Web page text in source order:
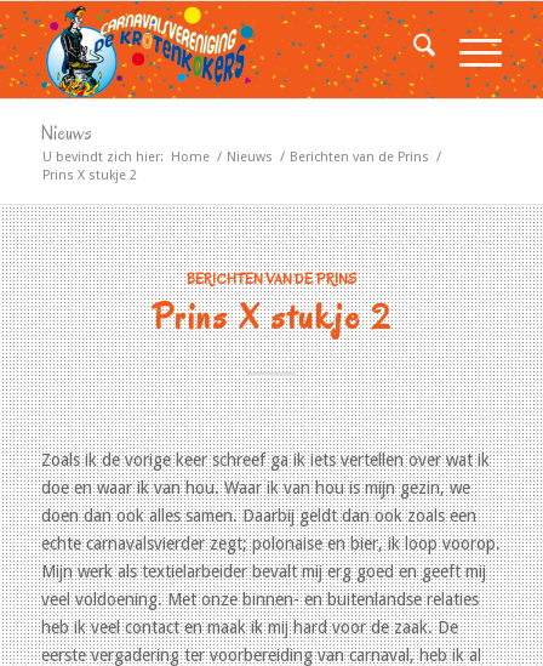
Nieuws
U bevindt zich hier: Home / Nieuws / Berichten van de Prins /
Prins X stukje 2
BERICHTEN VAN DE PRINS
Prins X stukje 2
Zoals ik de vorige keer schreef ga ik iets vertellen over wat ik
doe en waar ik van hou. Waar ik van hou is mijn gezin, we
doen dan ook alles samen. Daarbij geldt dan ook zoals een
echte carnavalsvierder zegt; polonaise en bier, ik loop voorop.
Mijn werk als textielarbeider bevalt mij erg goed en geeft mij
veel voldoening. Met onze binnen- en buitenlandse relaties
heb ik veel contact en maak ik mij hard voor de zaak. De
eerste vergadering ter voorbereiding van carnaval, heb ik al